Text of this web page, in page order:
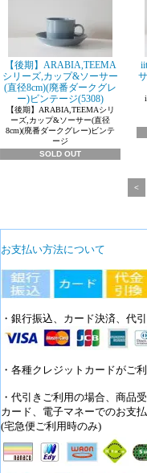
【後期】ARABIA,TEEMA
シリーズ,カップ&ソーサー
(直径8cm)(廃番ダークグレ
ー)ビンテージ(5308)
【後期】ARABIA,TEEMAシリ
ーズ,カップ&ソーサー(直径
8cm)(廃番ダークグレー)ビンテ
ージ
SOLD OUT
<
お支払い方法について
・銀行振込、カード決済、代
・各種クレジットカードがご
・代引きご利用の場合、商品
カード、電子マネーでのお支
(宅急便ご利用時のみ)